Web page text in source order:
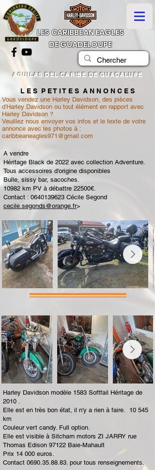
LES CARIBBEAN EAGLES
DE GUADELOUPE
AGUILAS DEL CARIBE DE GUADALUPE
L E S P E T I T E S A N N O N C E S
Vous vendez une Harley Davidson, des pièces
d'Harley Davidson ou tout élément en rapport avec
Harley Davidson ?
Veuillez nous envoyer vos infos et le texte de votre
annonce avec les photos à :
caribbeaneagles971@gmail.com
A vendre
Héritage Black de 2022 avec collection Adventure.
Tous accessoires d'origine disponibles
Bulle, sissy bar, sacoches.
10982 km PV à débattre 22500€.
Contact : 0640139623 Cécile Segond
cecile.segonds@orange.fr>
Harley Davidson modèle 1583 Softfail Héritage de
2010 .
Elle est en très bon état, il n'y a rien à faire. 10 545
km
Couleur vert candy. Full option.
Elle est visible à Sitcharn motors ZI JARRY rue
Thomas Edison 97122 Baie-Mahault
Prix 14 000 euros.
Contact 0690.35.88.83. pour tous renseignements.